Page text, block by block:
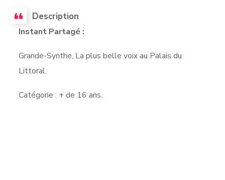
Description
Instant Partagé :
Grande-Synthe, La plus belle voix au Palais du
Littoral.
Catégorie : + de 16 ans.